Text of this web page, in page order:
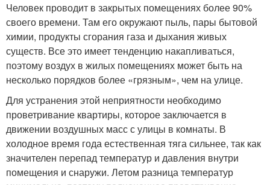
Человек проводит в закрытых помещениях более 90%
своего времени. Там его окружают пыль, пары бытовой
химии, продукты сгорания газа и дыхания живых
существ. Все это имеет тенденцию накапливаться,
поэтому воздух в жилых помещениях может быть на
несколько порядков более «грязным», чем на улице.
Для устранения этой неприятности необходимо
проветривание квартиры, которое заключается в
движении воздушных масс с улицы в комнаты. В
холодное время года естественная тяга сильнее, так как
значителен перепад температур и давления внутри
помещения и снаружи. Летом разница температур